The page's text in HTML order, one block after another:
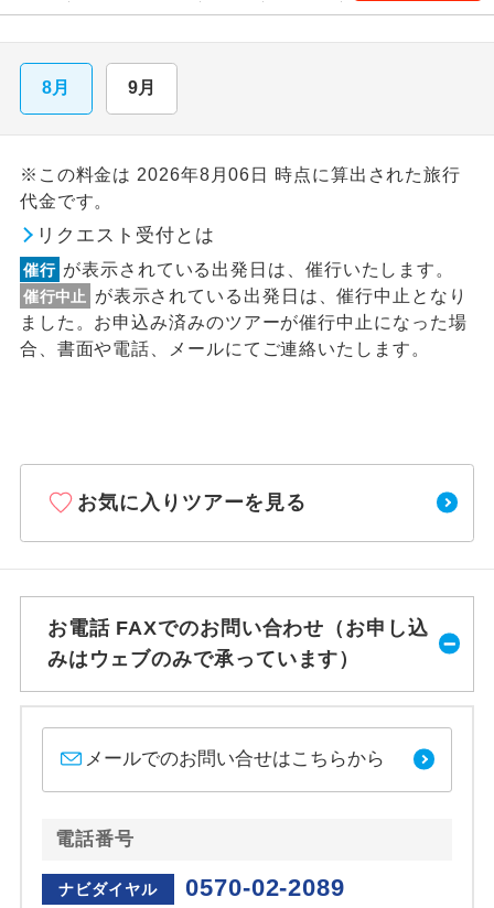
8月 9月
※この料金は 2026年8月06日 時点に算出された旅行
代金です。
リクエスト受付とは
催行 が表示されている出発日は、催行いたします。
催行中止
が表示されている出発日は、催行中止となり
ました。お申込み済みのツアーが催行中止になった場
合、書面や電話、メールにてご連絡いたします。
お気に入りツアーを見る
お電話 FAXでのお問い合わせ（お申し込
みはウェブのみで承っています）
メールでのお問い合せはこちらから
電話番号
ナビダイヤル 0570-02-2089